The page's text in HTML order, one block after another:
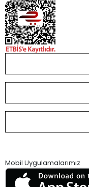
Mobil Uygulamalarımız